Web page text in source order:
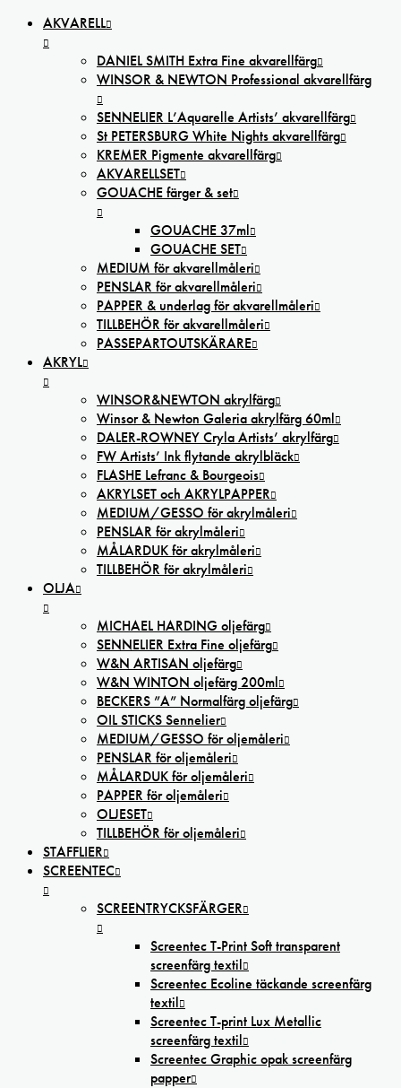
AKVARELL
DANIEL SMITH Extra Fine akvarellfärg
WINSOR & NEWTON Professional akvarellfärg
SENNELIER L’Aquarelle Artists’ akvarellfärg
St PETERSBURG White Nights akvarellfärg
KREMER Pigmente akvarellfärg
AKVARELLSET
GOUACHE färger & set
GOUACHE 37ml
GOUACHE SET
MEDIUM för akvarellmåleri
PENSLAR för akvarellmåleri
PAPPER & underlag för akvarellmåleri
TILLBEHÖR för akvarellmåleri
PASSEPARTOUTSKÄRARE
AKRYL
WINSOR&NEWTON akrylfärg
Winsor & Newton Galeria akrylfärg 60ml
DALER-ROWNEY Cryla Artists’ akrylfärg
FW Artists’ Ink flytande akrylbläck
FLASHE Lefranc & Bourgeois
AKRYLSET och AKRYLPAPPER
MEDIUM/GESSO för akrylmåleri
PENSLAR för akrylmåleri
MÅLARDUK för akrylmåleri
TILLBEHÖR för akrylmåleri
OLJA
MICHAEL HARDING oljefärg
SENNELIER Extra Fine oljefärg
W&N ARTISAN oljefärg
W&N WINTON oljefärg 200ml
BECKERS ”A” Normalfärg oljefärg
OIL STICKS Sennelier
MEDIUM/GESSO för oljemåleri
PENSLAR för oljemåleri
MÅLARDUK för oljemåleri
PAPPER för oljemåleri
OLJESET
TILLBEHÖR för oljemåleri
STAFFLIER
SCREENTEC
SCREENTRYCKSFÄRGER
Screentec T-Print Soft transparent
screenfärg textil
Screentec Ecoline täckande screenfärg
textil
Screentec T-print Lux Metallic
screenfärg textil
Screentec Graphic opak screenfärg
papper